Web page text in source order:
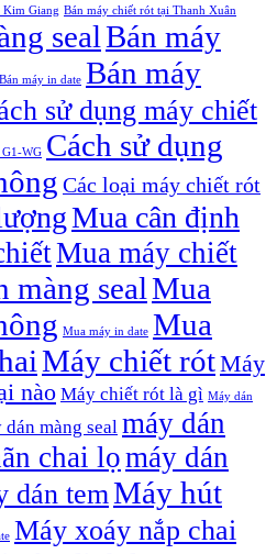
Kim Giang Bán máy chiết rót tại Thanh Xuân
sealBán máy
Bán máy in date Bán máy
sử dụng máy chiết
G1-WG Cách sử dụng
Các loại máy chiết rót
Mua cân định
Mua máy chiết
màng sealMua
Mua máy in date Mua
Máy chiết rótMáy
nào Máy chiết rót là gì Máy dán
dán màng seal máy dán
chai lọmáy dán
dán temMáy hút
Máy xoáy nắp chai